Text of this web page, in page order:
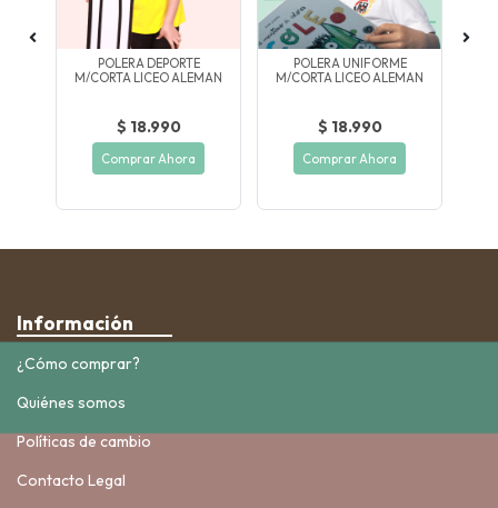
POLERA DEPORTE
M/CORTA LICEO ALEMAN
$ 18.990
Comprar Ahora
POLERA UNIFORME
M/CORTA LICEO ALEMAN
$ 18.990
Comprar Ahora
Información
¿Cómo comprar?
Quiénes somos
Políticas de cambio
Contacto Legal